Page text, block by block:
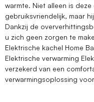
warmte. Niet alleen is
gebruiksvriendelijk, maar
Dankzij de
u zich geen zorgen te
Elektrische kachel Home
Elektrische verwarming
verzekerd van een
verwarmingsoplossing